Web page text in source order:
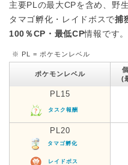
主要PLの最大CPを含め、野
タマゴ孵化・レイドボスで捕
100％CP・最低CP情報です。
※ PL = ポケモンレベル
ポケモンレベル
(
PL15
タスク報酬
PL20
タマゴ孵化
レイドボス